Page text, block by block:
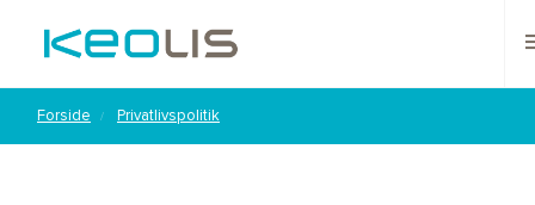
Forside Privatlivspolitik